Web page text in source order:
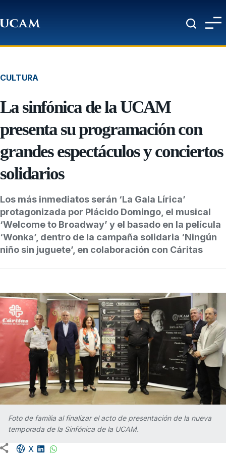
CULTURA
La sinfónica de la UCAM
presenta su programación con
grandes espectáculos y conciertos
solidarios
Los más inmediatos serán ‘La Gala Lírica’
protagonizada por Plácido Domingo, el musical
‘Welcome to Broadway’ y el basado en la película
‘Wonka’, dentro de la campaña solidaria ‘Ningún
niño sin juguete’, en colaboración con Cáritas
Foto de familia al finalizar el acto de presentación de la nueva
temporada de la Sinfónica de la UCAM.
Facebook share
X LinkedIn